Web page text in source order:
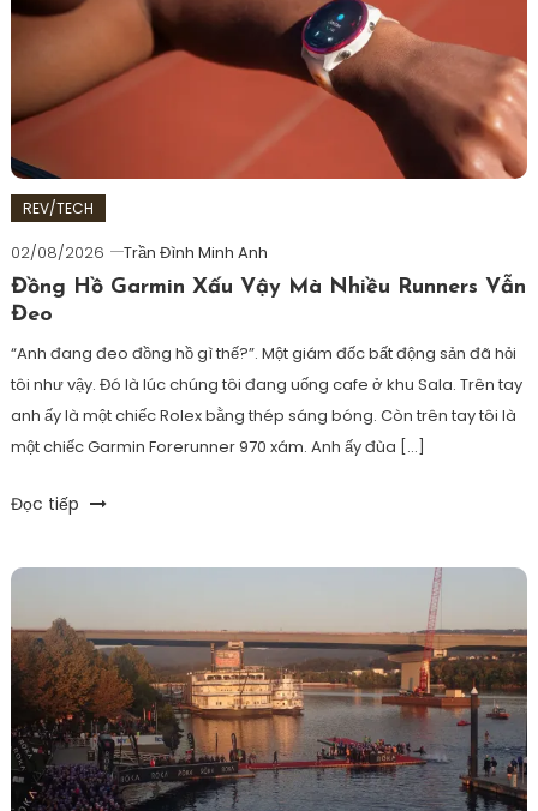
đầu
triathlon
đầu
tiên
REV/TECH
02/08/2026
Trần Đình Minh Anh
Đồng Hồ Garmin Xấu Vậy Mà Nhiều Runners Vẫn
Đeo
“Anh đang đeo đồng hồ gì thế?”. Một giám đốc bất động sản đã hỏi
tôi như vậy. Đó là lúc chúng tôi đang uống cafe ở khu Sala. Trên tay
anh ấy là một chiếc Rolex bằng thép sáng bóng. Còn trên tay tôi là
một chiếc Garmin Forerunner 970 xám. Anh ấy đùa […]
Tagged
garmin
xấu
quắc,
endusport,
so
sánh
apple
Đọc tiếp